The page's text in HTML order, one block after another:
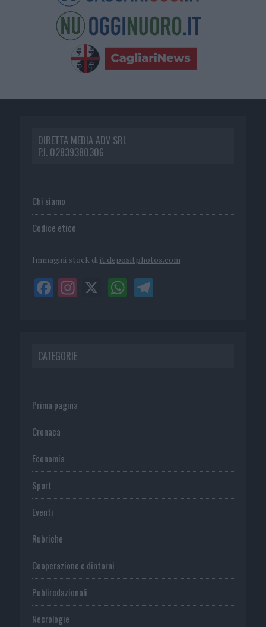
DIRETTA MEDIA ADV SRL
P.I. 02839380306
Chi siamo
Codice etico
Immagini stock di it.depositphotos.com
CATEGORIE
Prima pagina
Cronaca
Economia
Sport
Eventi
Rubriche
Cooperazione e dintorni
Publiredazionali
Necrologie